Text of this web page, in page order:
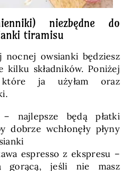
niezbędne do
tiramisu
owsianki będziesz
kilku składników. Poniżej
ja użyłam oraz
– najlepsze będą płatki
dobrze wchłonęły płyny
espresso z ekspresu –
gorącą, jeśli nie masz